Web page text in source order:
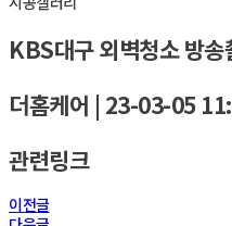
KBS대구 외벽청소 방송
더홈케어 | 23-03-05
관련링크
이전글